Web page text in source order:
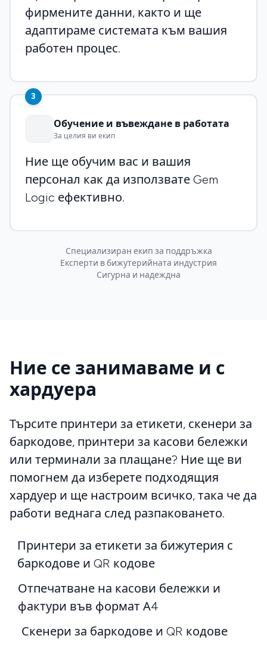
фирмените данни, както и ще
адаптираме системата към вашия
работен процес.
3
Обучение и въвеждане в работата
За целия ви екип
Ние ще обучим вас и вашия
персонал как да използвате Gem
Logic ефективно.
Специализиран екип за поддръжка
Експерти в бижутерийната индустрия
Сигурна и надеждна
Ние се занимаваме и с
хардуера
Търсите принтери за етикети, скенери за
баркодове, принтери за касови бележки
или терминали за плащане? Ние ще ви
помогнем да изберете подходящия
хардуер и ще настроим всичко, така че да
работи веднага след разпаковането.
Принтери за етикети за бижутерия с
баркодове и QR кодове
Отпечатване на касови бележки и
фактури във формат А4
Скенери за баркодове и QR кодове